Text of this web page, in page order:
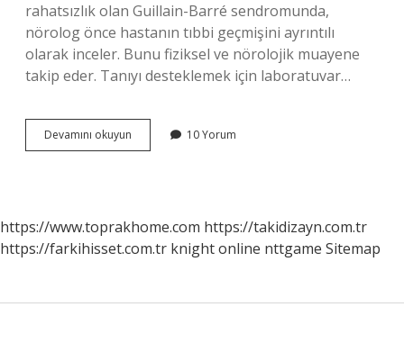
rahatsızlık olan Guillain-Barré sendromunda,
nörolog önce hastanın tıbbi geçmişini ayrıntılı
olarak inceler. Bunu fiziksel ve nörolojik muayene
takip eder. Tanıyı desteklemek için laboratuvar…
Devamını okuyun Guillain-
Barré
Nedir
10 Yorum
https://www.toprakhome.com https://takidizayn.com.tr
https://farkihisset.com.tr knight online nttgame Sitemap